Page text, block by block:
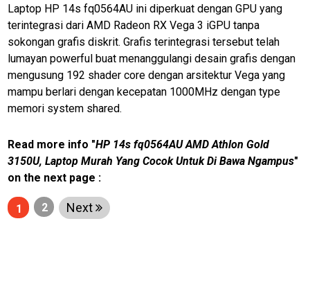
Laptop HP 14s fq0564AU ini diperkuat dengan GPU yang
terintegrasi dari AMD Radeon RX Vega 3 iGPU tanpa
sokongan grafis diskrit. Grafis terintegrasi tersebut telah
lumayan powerful buat menanggulangi desain grafis dengan
mengusung 192 shader core dengan arsitektur Vega yang
mampu berlari dengan kecepatan 1000MHz dengan type
memori system shared.
Read more info "HP 14s fq0564AU AMD Athlon Gold
3150U, Laptop Murah Yang Cocok Untuk Di Bawa Ngampus"
on the next page :
1 2 Next
Cat
Food
Lifestyle
Review
Pinjol
SourceCode
Otomotif
infotorial
Theme